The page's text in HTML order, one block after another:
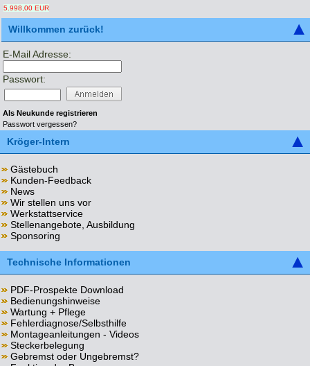
5.998,00 EUR
Willkommen zurück!
E-Mail Adresse:
Passwort:
Als Neukunde registrieren
Passwort vergessen?
Kröger-Intern
Gästebuch
Kunden-Feedback
News
Wir stellen uns vor
Werkstattservice
Stellenangebote, Ausbildung
Sponsoring
Technische Informationen
PDF-Prospekte Download
Bedienungshinweise
Wartung + Pflege
Fehlerdiagnose/Selbsthilfe
Montageanleitungen - Videos
Steckerbelegung
Gebremst oder Ungebremst?